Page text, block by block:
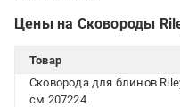
Цены на Сковороды
Товар
Сковорода для блинов
см 207224